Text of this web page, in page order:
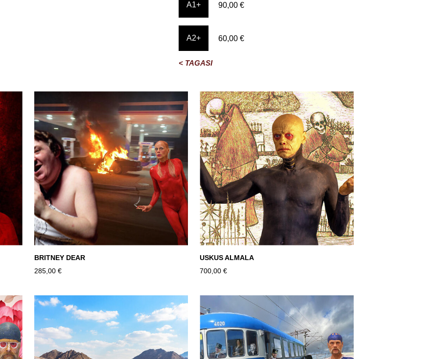
A1+ 90,00 €
A2+ 60,00 €
< TAGASI
BRITNEY DEAR
285,00 €
USKUS ALMALA
700,00 €